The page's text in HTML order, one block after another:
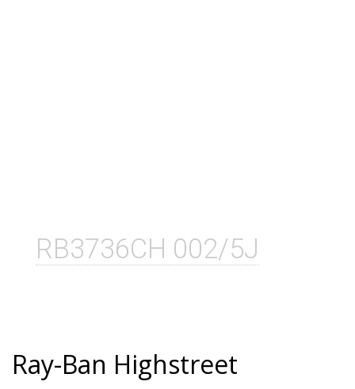
RB3736CH 002/5J
Ray-Ban Highstreet